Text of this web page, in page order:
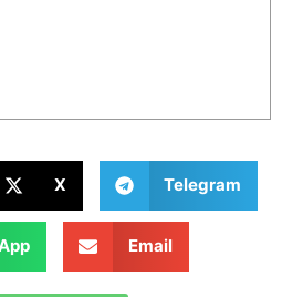
X Telegram
Email